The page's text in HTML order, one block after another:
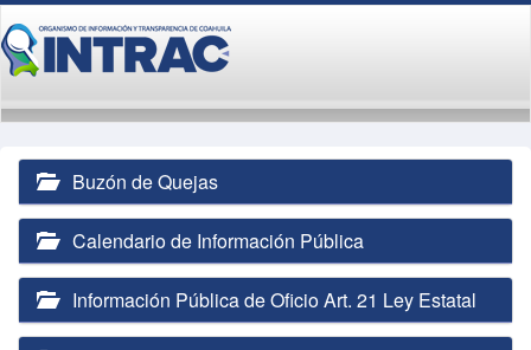
Buzón de Quejas
Calendario de Información Pública
Información Pública de Oficio Art. 21 Ley Estatal